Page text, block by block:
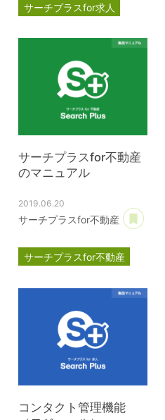
サーチプラスfor求人
あとで読む
サーチプラスfor不動産
のマニュアル
2019.06.20
サーチプラスfor不動産
サーチプラスfor不動産
コンタクト管理機能